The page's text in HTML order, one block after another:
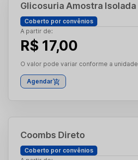
Glicosuria Amostra Isolada
Coberto por convênios
A partir de:
R$ 17,00
O valor pode variar conforme a unidade
Agendar
Coombs Direto
Coberto por convênios